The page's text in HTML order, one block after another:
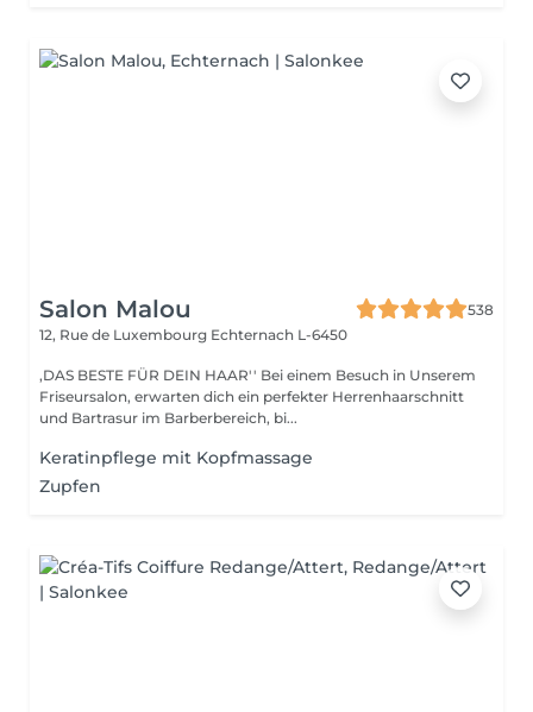
Salon Malou
538
12, Rue de Luxembourg Echternach L-6450
,DAS BESTE FÜR DEIN HAAR'' Bei einem Besuch in Unserem
Friseursalon, erwarten dich ein perfekter Herrenhaarschnitt
und Bartrasur im Barberbereich, bi...
Keratinpflege mit Kopfmassage
Zupfen